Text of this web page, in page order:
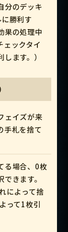
分のデッキ
勝利す
果の処理中
ェックタイ
ます。）
ェイズが来
手札を捨て
る場合、0枚
きます。
によって捨
って1枚引